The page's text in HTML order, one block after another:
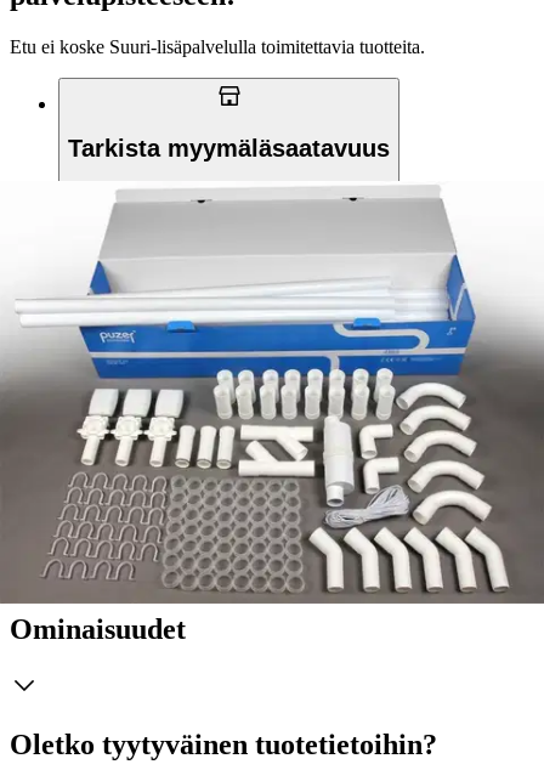
Etu ei koske Suuri‑lisäpalvelulla toimitettavia tuotteita.
Tarkista myymäläsaatavuus
Tuotekuvaus
Puzer-keskuspölynimuriin soveltuva putkipaketti. Tämä PP3-
putkipaketti sisältää kolmen imurasian asennuksessa tarvittavat
komponentit. Putkipaketin sisältö: imurasia (3 kpl), putki 1,2 m (20
kpl), mutka 90° loiva (5 kpl), mutka 45° (6 kpl), mutka 90° (2 kpl),
Y-haara (2 kpl), liitosyhde 42/42 (16 kpl), putkikiinnike (30 kpl), 30
m sähköjohto 10 m, tiivisterengas (58 kpl), äänenvaimennin (1 kpl),
asennusohje (1 kpl).
Ominaisuudet
Oletko tyytyväinen tuotetietoihin?